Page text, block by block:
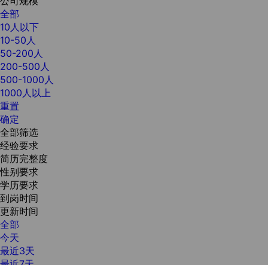
全部
10人以下
10-50人
50-200人
200-500人
500-1000人
1000人以上
重置
确定
全部筛选
经验要求
简历完整度
性别要求
学历要求
到岗时间
更新时间
全部
今天
最近3天